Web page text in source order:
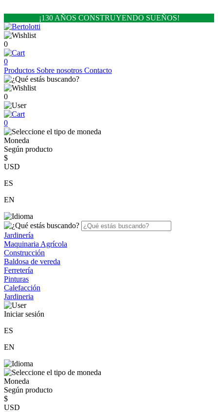
¡130 AÑOS CONSTRUYENDO SUEÑOS!
0
0
Productos Sobre nosotros Contacto
0
0
Moneda
Según producto
$
USD
ES
EN
Jardinería
Maquinaria Agrícola
Construcción
Baldosa de vereda
Ferretería
Pinturas
Calefacción
Jardineria
Iniciar sesión
ES
EN
Moneda
Según producto
$
USD